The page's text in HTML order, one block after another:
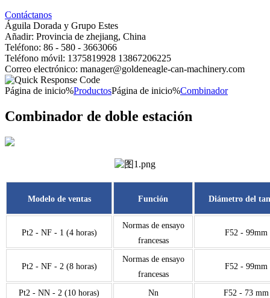
Contáctanos
Águila Dorada y Grupo Estes
Añadir: Provincia de zhejiang, China
Teléfono: 86 - 580 - 3663066
Teléfono móvil: 1375819928 13867206225
Correo electrónico: manager@goldeneagle-can-machinery.com
Página de inicio%ProductosPágina de inicio%Combinador
Combinador de doble estación
Modelo de ventas Función Diámetro del
Pt2 - NF - 1 (4 horas)
Normas de ensayo
francesas
F52 - 99mm
Pt2 - NF - 2 (8 horas)
Normas de ensayo
francesas
F52 - 99mm
Pt2 - NN - 2 (10 horas) Nn F52 - 73 mm